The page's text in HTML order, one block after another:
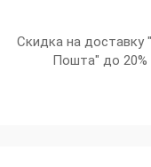
Скидка на доставку
Пошта" до 20%